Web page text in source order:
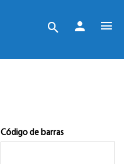
Código de barras